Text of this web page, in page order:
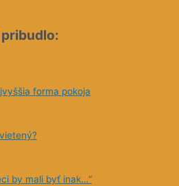
pribudlo:
forma pokoja
by mali byť inak…“